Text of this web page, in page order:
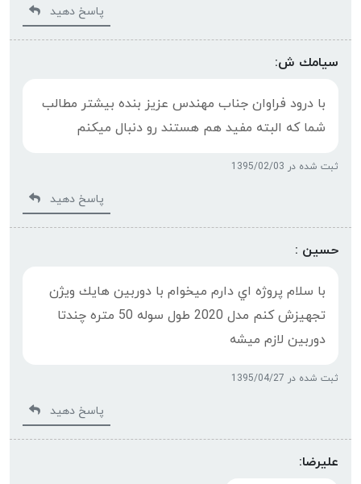
پاسخ دهید
سيامك ش:
با درود فراوان جناب مهندس عزيز بنده بيشتر مطالب
شما كه البته مفيد هم هستند رو دنبال ميكنم
ثبت شده در 1395/02/03
پاسخ دهید
حسين :
با سلام پروژه اي دارم ميخوام با دوربين هايك ويژن
تجهيزش كنم مدل 2020 طول سوله 50 متره چندتا
دوربين لازم ميشه
ثبت شده در 1395/04/27
پاسخ دهید
علیرضا: